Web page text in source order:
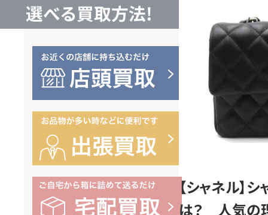
選べる買取方法!
【シャネル】
は？ 人気の